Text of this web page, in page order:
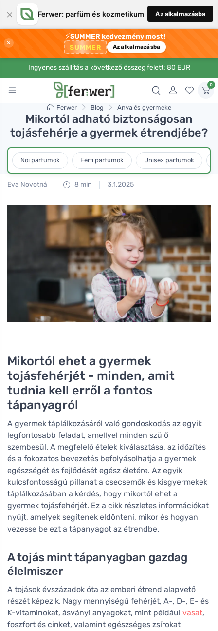
× Ferwer: parfüm és kozmetikum Az alkalmazásba
×
⚡SUMMER kedvezmény most!
SUMMER Az alkalmazásba
Ingyenes szállítás a következő összeg felett: 80 EUR
0
Ferwer Blog Anya és gyermeke
Mikortól adható biztonságosan
tojásfehérje a gyermek étrendjébe?
Női parfümök Férfi parfümök Unisex parfümök
Eva Novotná 8 min 3.1.2025
Mikortól ehet a gyermek
tojásfehérjét - minden, amit
tudnia kell erről a fontos
tápanyagról
A gyermek táplálkozásáról való gondoskodás az egyik
legfontosabb feladat, amellyel minden szülő
szembesül. A megfelelő ételek kiválasztása, az időzítés
és a fokozatos bevezetés befolyásolhatja a gyermek
egészségét és fejlődését egész életére. Az egyik
kulcsfontosságú pillanat a csecsemők és kisgyermekek
táplálkozásában a kérdés, hogy mikortól ehet a
gyermek tojásfehérjét. Ez a cikk részletes információkat
nyújt, amelyek segítenek eldönteni, mikor és hogyan
vezesse be ezt a tápanyagot az étrendbe.
A tojás mint tápanyagban gazdag
élelmiszer
A tojások évszázadok óta az emberi étrend alapvető
részét képezik. Nagy mennyiségű fehérjét, A-, D-, E- és
K-vitaminokat, ásványi anyagokat, mint például vasat,
foszfort és cinket, valamint egészséges zsírokat